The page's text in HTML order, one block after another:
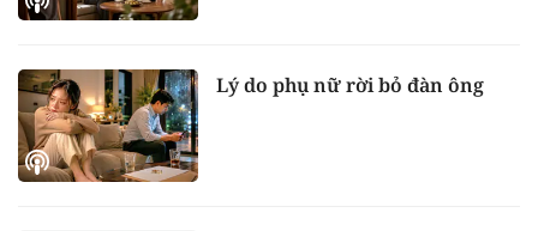
Lý do phụ nữ rời bỏ đàn ông